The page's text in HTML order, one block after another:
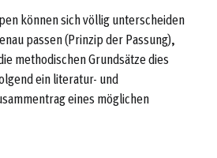
können sich völlig unterscheiden
passen (Prinzip der Passung),
methodischen Grundsätze dies
ein literatur- und
eines möglichen